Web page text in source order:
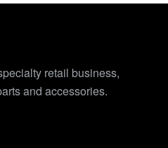
retail business,
and accessories.